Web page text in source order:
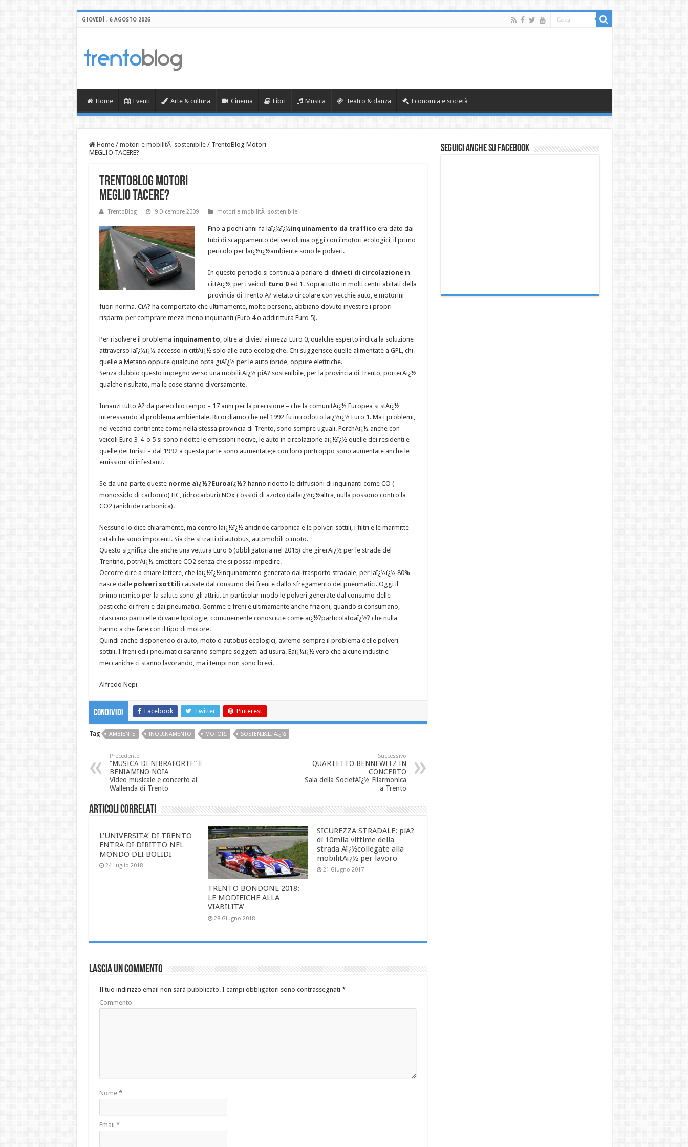
GIOVEDÌ , 6 AGOSTO 2026
Home Eventi Arte & cultura Cinema Libri Musica Teatro & danza Economia e società
Home / motori e mobilitÃ sostenibile / TrentoBlog Motori
MEGLIO TACERE?
TrentoBlog Motori
MEGLIO TACERE?
TrentoBlog 9 Dicembre 2009 motori e mobilitÃ sostenibile
Fino a pochi anni fa laï¿½ï¿½inquinamento da traffico era dato dai
tubi di scappamento dei veicoli ma oggi con i motori ecologici, il primo
pericolo per laï¿½ï¿½ambiente sono le polveri.
In questo periodo si continua a parlare di divieti di circolazionein
cittAï¿½, per i veicoli Euro 0ed 1 . Soprattutto in molti centri abitati della
provincia di Trento A? vietato circolare con vecchie auto, e motorini
fuori norma. CiA? ha comportato che ultimamente, molte persone, abbiano dovuto investire i propri
risparmi per comprare mezzi meno inquinanti (Euro 4 o addirittura Euro 5).
Per risolvere il problema inquinamento , oltre ai divieti ai mezzi Euro 0, qualche esperto indica la soluzione
attraverso laï¿½ï¿½ accesso in cittAï¿½ solo alle auto ecologiche. Chi suggerisce quelle alimentate a GPL, chi
quelle a Metano oppure qualcuno opta giAï¿½ per le auto ibride, oppure elettriche.
Senza dubbio questo impegno verso una mobilitAï¿½ piA? sostenibile, per la provincia di Trento, porterAï¿½
qualche risultato, ma le cose stanno diversamente.
Innanzi tutto A? da parecchio tempo – 17 anni per la precisione – che la comunitAï¿½ Europea si stAï¿½
interessando al problema ambientale. Ricordiamo che nel 1992 fu introdotto laï¿½ï¿½ Euro 1. Ma i problemi,
nel vecchio continente come nella stessa provincia di Trento, sono sempre uguali. PerchAï¿½ anche con
veicoli Euro 3-4-o 5 si sono ridotte le emissioni nocive, le auto in circolazione aï¿½ï¿½ quelle dei residenti e
quelle dei turisti – dal 1992 a questa parte sono aumentate;e con loro purtroppo sono aumentate anche le
emissioni di infestanti.
Se da una parte questenorme aï¿½?Euroaï¿½? hanno ridotto le diffusioni di inquinanti come CO (
monossido di carbonio) HC, (idrocarburi) NOx ( ossidi di azoto) dallaï¿½ï¿½altra, nulla possono contro la
CO2 (anidride carbonica).
Nessuno lo dice chiaramente, ma contro laï¿½ï¿½ anidride carbonica e le polveri sottili, i filtri e le marmitte
cataliche sono impotenti. Sia che si tratti di autobus, automobili o moto.
Questo significa che anche una vettura Euro 6 (obbligatoria nel 2015) che girerAï¿½ per le strade del
Trentino, potrAï¿½ emettere CO2 senza che si possa impedire.
Occorre dire a chiare lettere, che laï¿½ï¿½inquinamento generato dal trasporto stradale, per laï¿½ï¿½ 80%
nasce dalle polveri sottili causate dal consumo dei freni e dallo sfregamento dei pneumatici. Oggi il
primo nemico per la salute sono gli attriti. In particolar modo le polveri generate dal consumo delle
pasticche di freni e dai pneumatici. Gomme e freni e ultimamente anche frizioni, quando si consumano,
rilasciano particelle di varie tipologie, comunemente conosciute come aï¿½?particolatoaï¿½? che nulla
hanno a che fare con il tipo di motore.
Quindi anche disponendo di auto, moto o autobus ecologici, avremo sempre il problema delle polveri
sottili. I freni ed i pneumatici saranno sempre soggetti ad usura. Eaï¿½ï¿½ vero che alcune industrie
meccaniche ci stanno lavorando, ma i tempi non sono brevi.
Alfredo Nepi
Condividi Facebook Twitter Pinterest
Tag AMBIENTE INQUINAMENTO MOTORI SOSTENIBILITAÏ¿½
Precedente
“MUSICA DI NIBRAFORTE” E
BENIAMINO NOIA
Video musicale e concerto al
Wallenda di Trento
Successivo
QUARTETTO BENNEWITZ IN
CONCERTO
Sala della SocietAï¿½ Filarmonica
a Trento
Articoli correlati
L’UNIVERSITA’ DI TRENTO
ENTRA DI DIRITTO NEL
MONDO DEI BOLIDI
24 Luglio 2018
TRENTO BONDONE 2018:
LE MODIFICHE ALLA
VIABILITA’
28 Giugno 2018
SICUREZZA STRADALE: piA?
di 10mila vittime della
strada Aï¿½collegate alla
mobilitAï¿½ per lavoro
21 Giugno 2017
Lascia un commento
Il tuo indirizzo email non sarà pubblicato.I campi obbligatori sono contrassegnati *
Commento
Nome *
Email *
Seguici anche su Facebook